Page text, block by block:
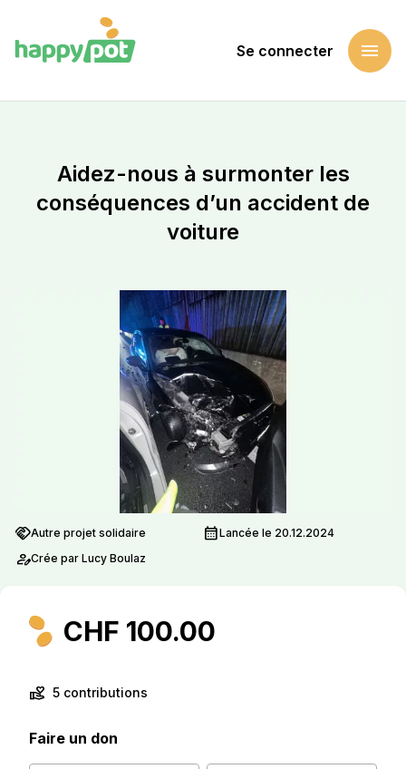
Se connecter menu
Aidez-nous à surmonter les
conséquences d’un accident de
voiture
handshakeAutre projet solidaire calendar_monthLancée le 20.12.2024
person_editCrée par Lucy Boulaz
CHF 100.00
volunteer_activism 5 contributions
Faire un don